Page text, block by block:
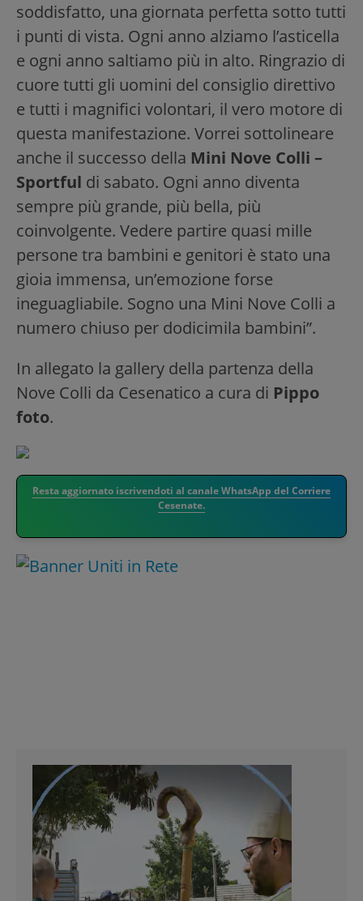
soddisfatto, una giornata perfetta sotto tutti
i punti di vista. Ogni anno alziamo l’asticella
e ogni anno saltiamo più in alto. Ringrazio di
cuore tutti gli uomini del consiglio direttivo
e tutti i magnifici volontari, il vero motore di
questa manifestazione. Vorrei sottolineare
anche il successo della Mini Nove Colli –
Sportful di sabato. Ogni anno diventa
sempre più grande, più bella, più
coinvolgente. Vedere partire quasi mille
persone tra bambini e genitori è stato una
gioia immensa, un’emozione forse
ineguagliabile. Sogno una Mini Nove Colli a
numero chiuso per dodicimila bambini”.
In allegato la gallery della partenza della
Nove Colli da Cesenatico a cura di Pippo
foto.
Resta aggiornato iscrivendoti al canale WhatsApp del Corriere
Cesenate.